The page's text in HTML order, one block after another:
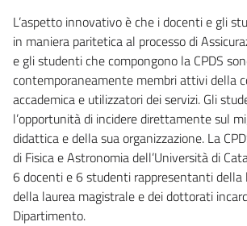
L’aspetto innovativo è che i docenti e gli
in maniera paritetica al processo di
e gli studenti che compongono la CPDS
contemporaneamente membri attivi della
accademica e utilizzatori dei servizi. Gli
l’opportunità di incidere direttamente sul
didattica e della sua organizzazione. La
di Fisica e Astronomia dell’Università di
6 docenti e 6 studenti rappresentanti della
della laurea magistrale e dei dottorati
Dipartimento.